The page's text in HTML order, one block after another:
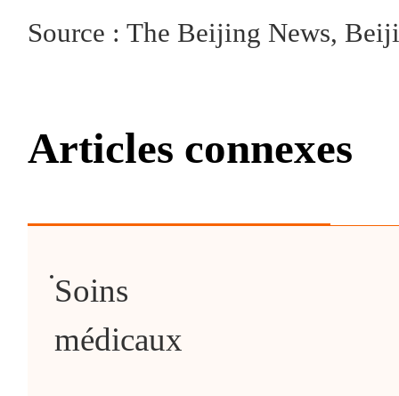
Source : The Beijing News,
Articles connexes
Soins
médicaux